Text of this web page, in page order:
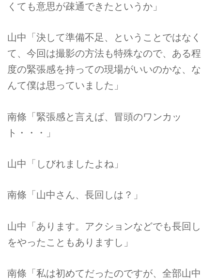
くても意思が疎通できたというか」
山中「決して準備不足、ということではなく
て、今回は撮影の方法も特殊なので、ある程
度の緊張感を持っての現場がいいのかな、な
んて僕は思っていました」
南條「緊張感と言えば、冒頭のワンカッ
ト・・・」
山中「しびれましたよね」
南條「山中さん、長回しは？」
山中「あります。アクションなどでも長回し
をやったこともありますし」
南條「私は初めてだったのですが、全部山中